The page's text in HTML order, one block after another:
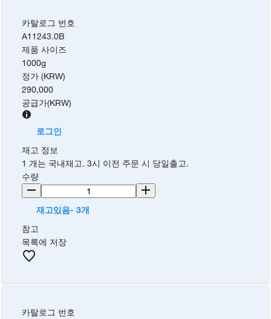
카탈로그 번호
A11243.0B
제품 사이즈
1000g
정가 (KRW)
290,000
공급가(KRW)
로그인
재고 정보
1 개는 국내재고. 3시 이전 주문 시 당일출고.
수량
재고있음- 3개
참고
목록에 저장
카탈로그 번호